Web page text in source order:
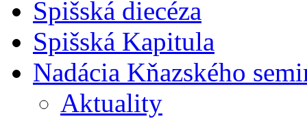
Spišská diecéza
Spišská Kapitula
Nadácia Kňazského
Aktuality